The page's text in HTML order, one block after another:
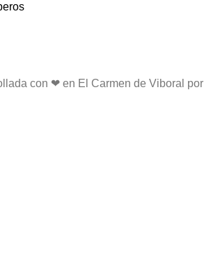
con ❤ en El Carmen de Viboral por